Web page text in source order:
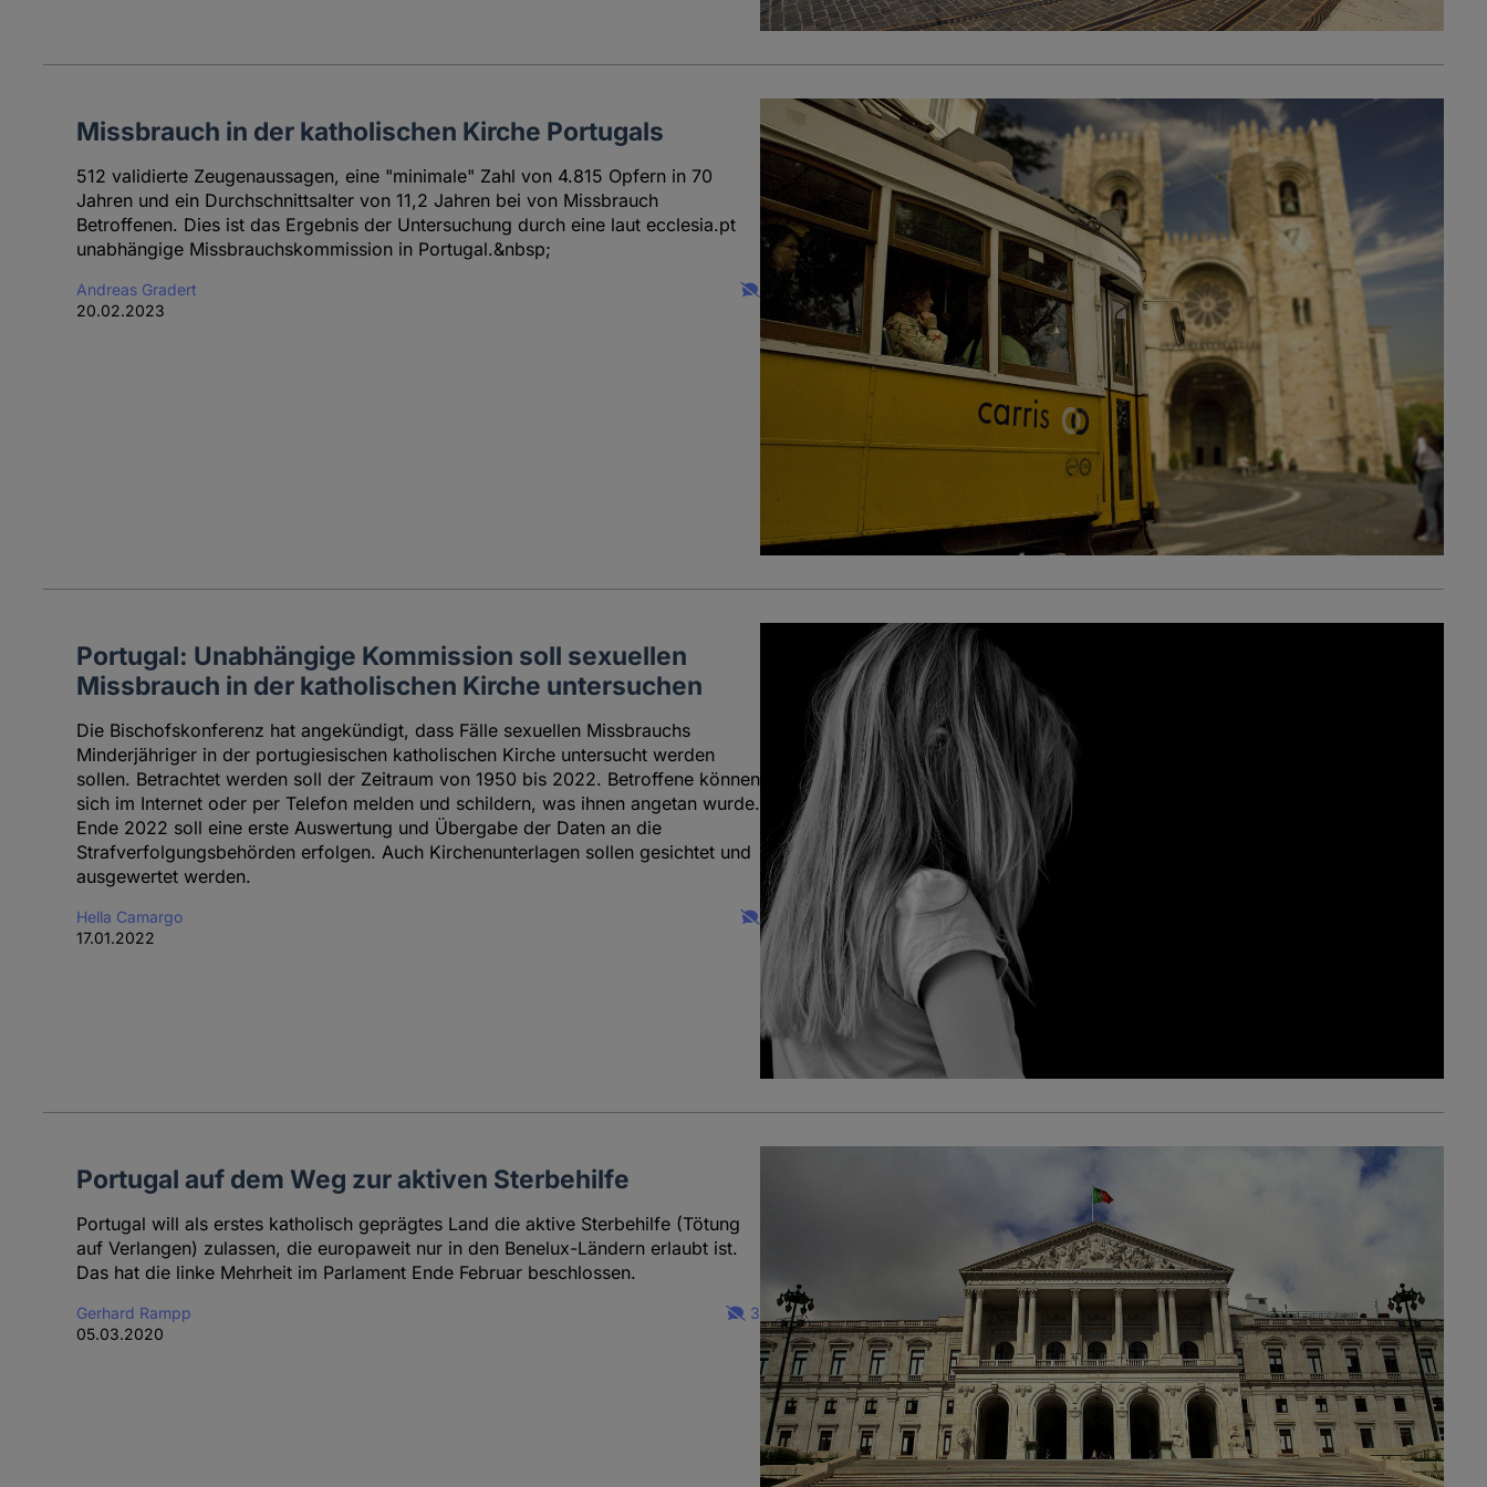
Missbrauch in der katholischen Kirche Portugals
512 validierte Zeugenaussagen, eine "minimale" Zahl von 4.815 Opfern in 70
Jahren und ein Durchschnittsalter von 11,2 Jahren bei von Missbrauch
Betroffenen. Dies ist das Ergebnis der Untersuchung durch eine laut ecclesia.pt
unabhängige Missbrauchskommission in Portugal.&nbsp;
Andreas Gradert
20.02.2023
Portugal: Unabhängige Kommission soll sexuellen
Missbrauch in der katholischen Kirche untersuchen
Die Bischofskonferenz hat angekündigt, dass Fälle sexuellen Missbrauchs
Minderjähriger in der portugiesischen katholischen Kirche untersucht werden
sollen. Betrachtet werden soll der Zeitraum von 1950 bis 2022. Betroffene können
sich im Internet oder per Telefon melden und schildern, was ihnen angetan wurde.
Ende 2022 soll eine erste Auswertung und Übergabe der Daten an die
Strafverfolgungsbehörden erfolgen. Auch Kirchenunterlagen sollen gesichtet und
ausgewertet werden.
Hella Camargo
17.01.2022
Portugal auf dem Weg zur aktiven Sterbehilfe
Portugal will als erstes katholisch geprägtes Land die aktive Sterbehilfe (Tötung
auf Verlangen) zulassen, die europaweit nur in den Benelux-Ländern erlaubt ist.
Das hat die linke Mehrheit im Parlament Ende Februar beschlossen.
Gerhard Rampp
05.03.2020
3